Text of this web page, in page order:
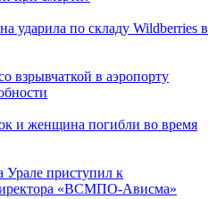
ударила по складу Wildberries в
взрывчаткой в аэропорту
и женщина погибли во время
Урале приступил к
«ВСМПО-Ависма»